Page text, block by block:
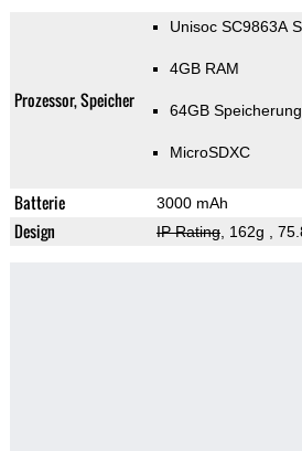
Prozessor, Speicher
Unisoc SC9863A
4GB RAM
64GB Speicherung
MicroSDXC
Batterie 3000 mAh
Design IP Rating, 162g ,